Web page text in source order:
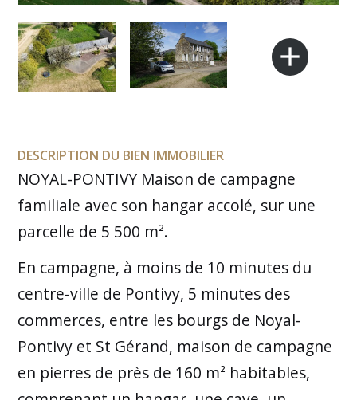
add
DESCRIPTION DU BIEN IMMOBILIER
NOYAL-PONTIVY Maison de campagne
familiale avec son hangar accolé, sur une
parcelle de 5 500 m².
En campagne, à moins de 10 minutes du
centre-ville de Pontivy, 5 minutes des
commerces, entre les bourgs de Noyal-
Pontivy et St Gérand, maison de campagne
en pierres de près de 160 m² habitables,